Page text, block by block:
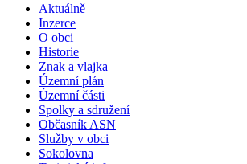
Aktuálně
Inzerce
O obci
Historie
Znak a vlajka
Územní plán
Územní části
Spolky a sdružení
Občasník ASN
Služby v obci
Sokolovna